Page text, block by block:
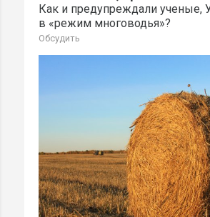
Как и предупреждали ученые,
в «режим многоводья»?
Обсудить